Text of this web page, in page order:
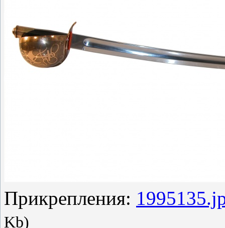
Прикрепления:
Kb)